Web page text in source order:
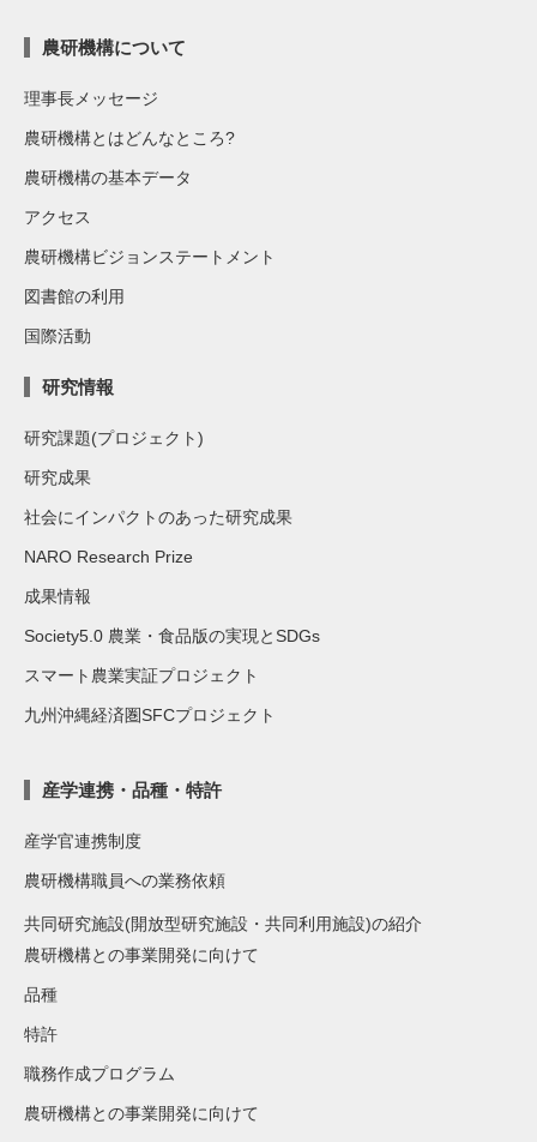
農研機構について
理事長メッセージ
農研機構とはどんなところ?
農研機構の基本データ
アクセス
農研機構ビジョンステートメント
図書館の利用
国際活動
研究情報
研究課題(プロジェクト)
研究成果
社会にインパクトのあった研究成果
NARO Research Prize
成果情報
Society5.0 農業・食品版の実現とSDGs
スマート農業実証プロジェクト
九州沖縄経済圏SFCプロジェクト
産学連携・品種・特許
産学官連携制度
農研機構職員への業務依頼
共同研究施設(開放型研究施設・共同利用施設)の紹介
農研機構との事業開発に向けて
品種
特許
職務作成プログラム
農研機構との事業開発に向けて